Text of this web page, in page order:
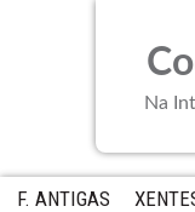
Na
F. ANTIGAS